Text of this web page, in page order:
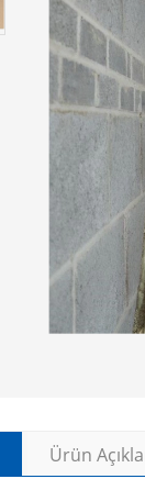
Ürün